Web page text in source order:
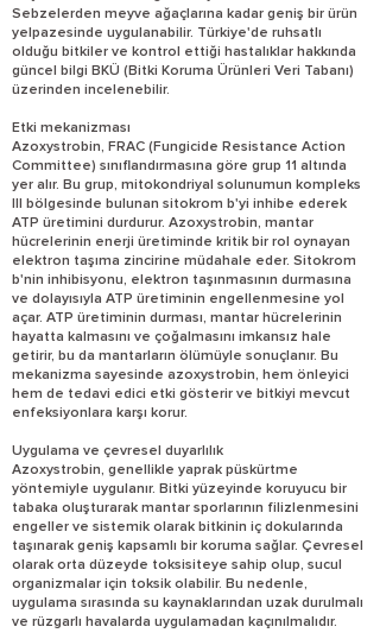
Sebzelerden meyve ağaçlarına kadar geniş bir ürün
yelpazesinde uygulanabilir. Türkiye'de ruhsatlı
olduğu bitkiler ve kontrol ettiği hastalıklar hakkında
güncel bilgi BKÜ (Bitki Koruma Ürünleri Veri Tabanı)
üzerinden incelenebilir.
Etki mekanizması
Azoxystrobin, FRAC (Fungicide Resistance Action
Committee) sınıflandırmasına göre grup 11 altında
yer alır. Bu grup, mitokondriyal solunumun kompleks
III bölgesinde bulunan sitokrom b'yi inhibe ederek
ATP üretimini durdurur. Azoxystrobin, mantar
hücrelerinin enerji üretiminde kritik bir rol oynayan
elektron taşıma zincirine müdahale eder. Sitokrom
b'nin inhibisyonu, elektron taşınmasının durmasına
ve dolayısıyla ATP üretiminin engellenmesine yol
açar. ATP üretiminin durması, mantar hücrelerinin
hayatta kalmasını ve çoğalmasını imkansız hale
getirir, bu da mantarların ölümüyle sonuçlanır. Bu
mekanizma sayesinde azoxystrobin, hem önleyici
hem de tedavi edici etki gösterir ve bitkiyi mevcut
enfeksiyonlara karşı korur.
Uygulama ve çevresel duyarlılık
Azoxystrobin, genellikle yaprak püskürtme
yöntemiyle uygulanır. Bitki yüzeyinde koruyucu bir
tabaka oluşturarak mantar sporlarının filizlenmesini
engeller ve sistemik olarak bitkinin iç dokularında
taşınarak geniş kapsamlı bir koruma sağlar. Çevresel
olarak orta düzeyde toksisiteye sahip olup, sucul
organizmalar için toksik olabilir. Bu nedenle,
uygulama sırasında su kaynaklarından uzak durulmalı
ve rüzgarlı havalarda uygulamadan kaçınılmalıdır.